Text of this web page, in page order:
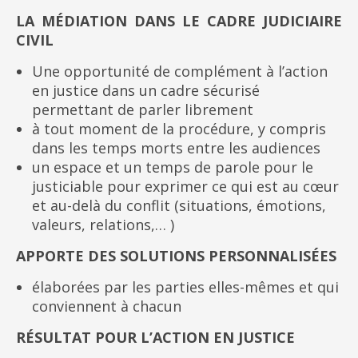
LA MÉDIATION DANS LE CADRE JUDICIAIRE
CIVIL
Une opportunité de complément à l’action
en justice dans un cadre sécurisé
permettant de parler librement
à tout moment de la procédure, y compris
dans les temps morts entre les audiences
un espace et un temps de parole pour le
justiciable pour exprimer ce qui est au cœur
et au-delà du conflit (situations, émotions,
valeurs, relations,… )
APPORTE DES SOLUTIONS PERSONNALISÉES
élaborées par les parties elles-mêmes et qui
conviennent à chacun
RÉSULTAT POUR L’ACTION EN JUSTICE